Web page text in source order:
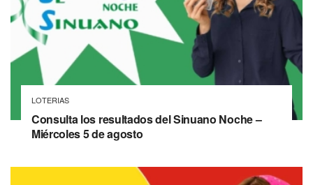
LOTERIAS
Consulta los resultados del Sinuano Noche –
Miércoles 5 de agosto